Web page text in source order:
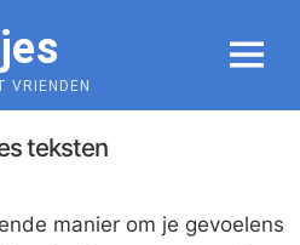
VRIENDEN
MENU
teksten
manier om je gevoelens